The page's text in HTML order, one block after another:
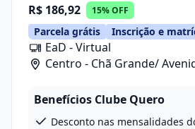
R$ 186,92 15% OFF
Parcela grátis Inscrição e
EaD - Virtual
Centro - Chã Grande/
Benefícios Clube Quero
Desconto nas mensalidades